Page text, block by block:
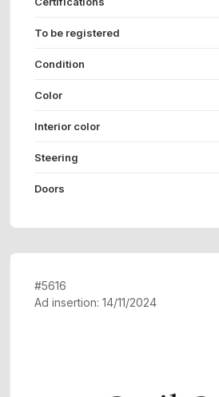
To be registered
Condition
Color
Interior color
Steering
Doors
#5616
Ad insertion: 14/11/2024